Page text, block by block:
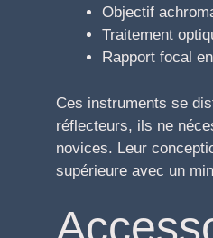
Objectif
Traitement
Rapport focal
Ces instruments se
réflecteurs, ils ne
novices. Leur
supérieure avec un